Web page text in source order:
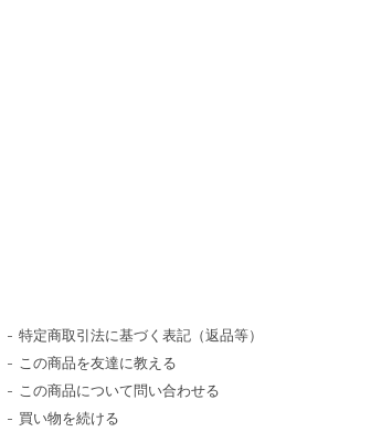
特定商取引法に基づく表記（返品等）
この商品を友達に教える
この商品について問い合わせる
買い物を続ける